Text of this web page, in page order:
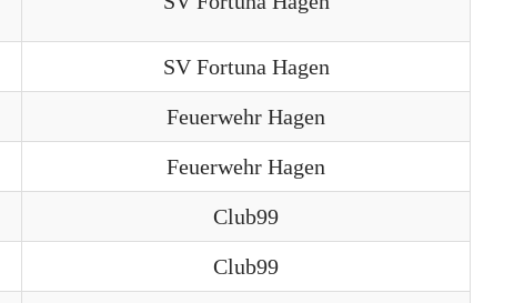
SV Fortuna Hagen
Feuerwehr Hagen
Feuerwehr Hagen
Club99
Club99